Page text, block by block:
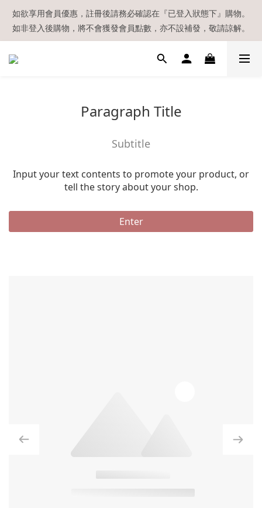
【現貨區】內款式均為在港現貨，現貨區以外的所有貨品都需要訂
貨喔！
如欲享用會員優惠，註冊後請務必確認在『已登入狀態下』購物。
如非登入後購物，將不會獲發會員點數，亦不設補發，敬請諒解。
溫馨提示：所有順豐快遞／本地及國際郵遞寄出後，本店只會以電
貨喔！
Paragraph Title
Subtitle
Input your text contents to promote your product, or
tell the story about your shop.
Enter